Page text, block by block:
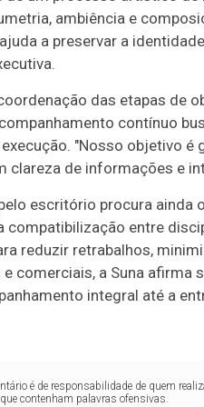
ambiência e
a preservar a
das etapas de
contínuo
"Nosso objetivo
clareza de informações e
escritório procura
compatibilização entre
reduzir retrabalhos,
comerciais, a Suna afirma
integral até a
é de responsabilidade de quem
contenham palavras ofensivas.
84 88 89 92